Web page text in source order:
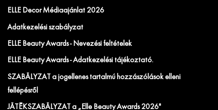
ELLE Decor Médiaajánlat 2026
Adatkezelési szabályzat
ELLE Beauty Awards - Nevezési feltételek
ELLE Beauty Awards - Adatkezelési tájékoztató.
SZABÁLYZAT a jogellenes tartalmú hozzászólások elleni
fellépésről
JÁTÉKSZABÁLYZAT a „Elle Beauty Awards 2026"